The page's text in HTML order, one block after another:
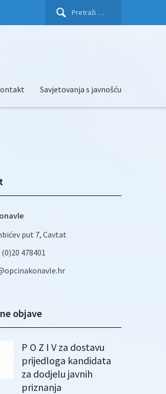
Pretraži:
Savjetovanja s javnošću
put 7, Cavtat
478401
objave
P O Z I V za dostavu
prijedloga kandidata
za dodjelu javnih
priznanja